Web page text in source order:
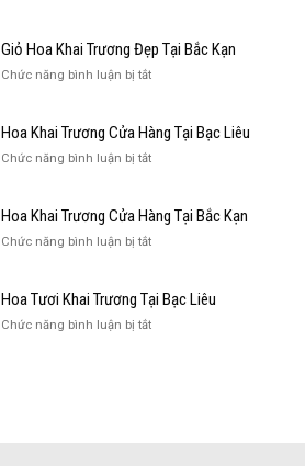
Khai
Đẹp
Liêu
Giỏ Hoa Khai Trương Đẹp Tại Bắc Kạn
Chức năng bình luận bị tắtở
Khai
Đẹp
Kạn
Hoa Khai Trương Cửa Hàng Tại Bạc Liêu
Chức năng bình luận bị tắtở
Trương
Hàng
Liêu
Hoa Khai Trương Cửa Hàng Tại Bắc Kạn
Chức năng bình luận bị tắtở
Trương
Hàng
Hoa Tươi Khai Trương Tại Bạc Liêu
Chức năng bình luận bị tắtở